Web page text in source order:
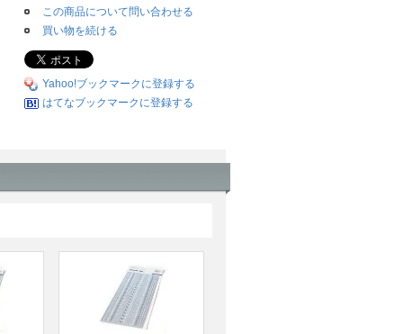
この商品について問い合わせる
買い物を続ける
Yahoo!ブックマークに登録する
はてなブックマークに登録する